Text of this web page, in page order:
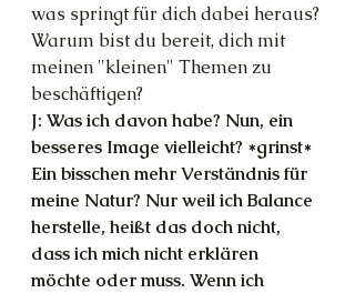
was springt für dich dabei heraus?
Warum bist du bereit, dich mit
meinen "kleinen" Themen zu
beschäftigen?
J: Was ich davon habe? Nun, ein
besseres Image vielleicht? *grinst*
Ein bisschen mehr Verständnis für
meine Natur? Nur weil ich Balance
herstelle, heißt das doch nicht,
dass ich mich nicht erklären
möchte oder muss. Wenn ich